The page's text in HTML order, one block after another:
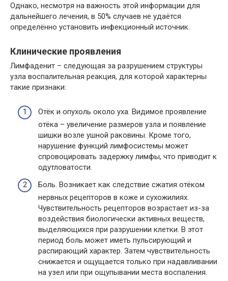
Однако, несмотря на важность этой информации для
дальнейшего лечения, в 50% случаев не удаётся
определённо установить инфекционный источник.
Клинические проявления
Лимфаденит – следующая за разрушением структуры
узла воспалительная реакция, для которой характерны
такие признаки:
Отёк и опухоль около уха. Видимое проявление
отёка – увеличение размеров узла и появление
шишки возле ушной раковины. Кроме того,
нарушение функций лимфосистемы может
спровоцировать задержку лимфы, что приводит к
одутловатости.
Боль. Возникает как следствие сжатия отёком
нервных рецепторов в коже и сухожилиях.
Чувствительность рецепторов возрастает из-за
воздействия биологически активных веществ,
выделяющихся при разрушении клетки. В этот
период боль может иметь пульсирующий и
распирающий характер. Затем чувствительность
снижается и ощущается только при надавливании
на узел или при ощупывании места воспаления.